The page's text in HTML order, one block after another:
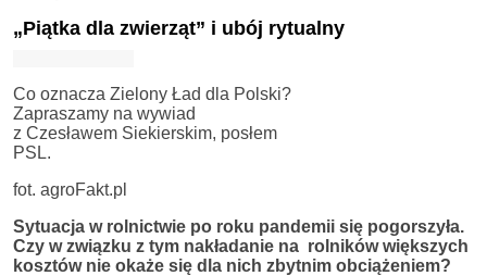
„Piątka dla zwierząt” i ubój rytualny
Co oznacza Zielony Ład dla Polski?
Zapraszamy na wywiad
z Czesławem Siekierskim, posłem
PSL.
fot. agroFakt.pl
Sytuacja w rolnictwie po roku pandemii się pogorszyła.
Czy w związku z tym nakładanie na rolników większych
kosztów nie okaże się dla nich zbytnim obciążeniem?